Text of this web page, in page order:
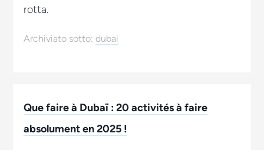
rotta.
Archiviato sotto: dubai
Que faire à Dubaï : 20 activités à faire
absolument en 2025 !